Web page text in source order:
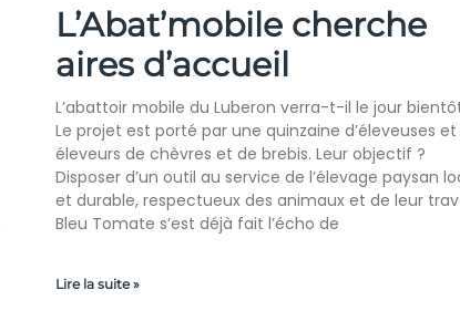
L’Abat’mobile cherche
aires d’accueil
L’abattoir mobile du Luberon verra-t-il le jour
Le projet est porté par une quinzaine d’éleveuses et
éleveurs de chèvres et de brebis. Leur objectif ?
Disposer d’un outil au service de l’élevage paysan
et durable, respectueux des animaux et de leur
Bleu Tomate s’est déjà fait l’écho de
Lire la suite »